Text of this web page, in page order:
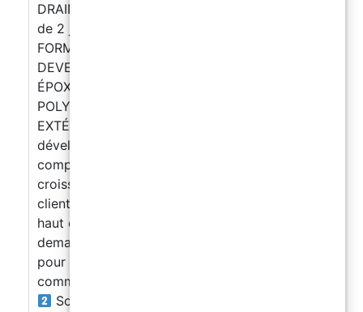
DRAINANT – 4/5 Juillet 2026 – Stage intensif
de 2 jours à Paris
FORMATION INTENSIVE DE 2 JOURS
DEVENEZ EXPERT EN SOLS EN RÉSINE :
ÉPOXY DÉCORATIF, SOLS INDUSTRIELS
POLYASPARTIQUES & SOL DRAINANT
EXTÉRIEUR ! Transformez vos compétences et
développez une offre professionnelle
complète dans un secteur en pleine
croissance.
clients des revêtements modernes, durables et
haut de gamme dans trois domaines très
demandés :
pour intérieurs modernes, espaces
commerciaux, showrooms et projets design.
Sols professionnels en résine